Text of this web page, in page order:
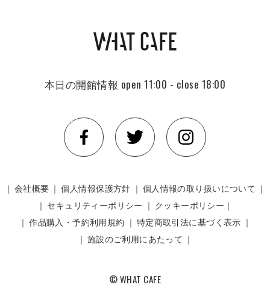
本日の開館情報 open 11:00 - close 18:00
｜ 会社概要 ｜個人情報保護方針 ｜ 個人情報の取り扱いについて ｜
｜ セキュリティーポリシー ｜ クッキーポリシー｜
｜作品購入・予約利用規約 ｜ 特定商取引法に基づく表示 ｜
｜ 施設のご利用にあたって ｜
© WHAT CAFE